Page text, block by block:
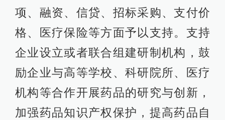
项、融资、信贷、招标采购、支付价
格、医疗保险等方面予以支持。支持
企业设立或者联合组建研制机构，鼓
励企业与高等学校、科研院所、医疗
机构等合作开展药品的研究与创新，
加强药品知识产权保护，提高药品自